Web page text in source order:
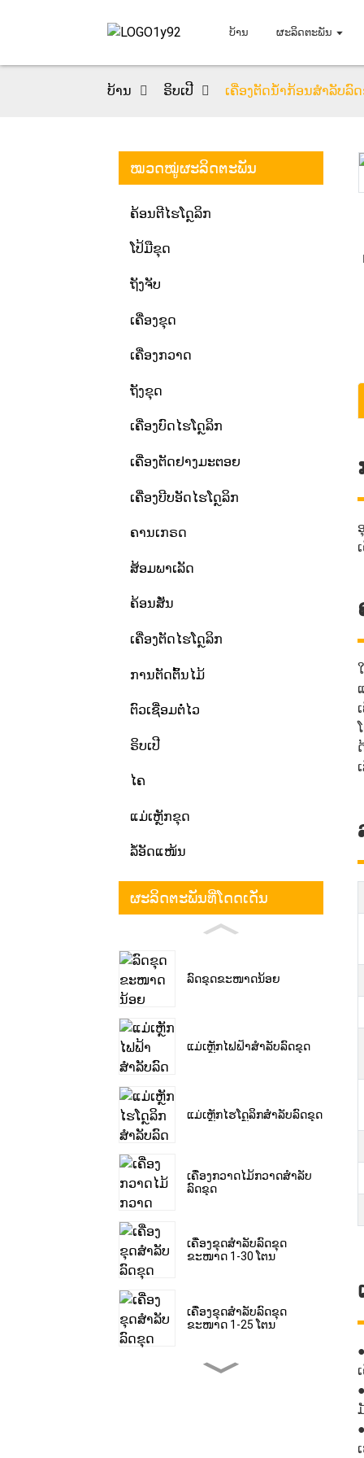
ບ້ານ ຜະລິດຕະພັນ
ບ້ານ ຣິບເປີ ເຄື່ອງຕັດນ້ຳກ້ອນສຳລັບລົ
ໝວດໝູ່ຜະລິດຕະພັນ
ຄ້ອນຕີໄຮໂດຼລິກ
ໂປ້ມືຂຸດ
ຖັງຈັບ
ເຄື່ອງຂຸດ
ເຄື່ອງກວາດ
ຖັງຂຸດ
ເຄື່ອງບົດໄຮໂດຼລິກ
ເຄື່ອງຕັດຢາງມະຕອຍ
ເຄື່ອງບີບອັດໄຮໂດຼລິກ
ຄານເກຣດ
ສ້ອມພາເລັດ
ຄ້ອນສັ່ນ
ເຄື່ອງຕັດໄຮໂດຼລິກ
ການຕັດຕົ້ນໄມ້
ຕົວເຊື່ອມຕໍ່ໄວ
ຣິບເປີ
ໄຄ
ແມ່ເຫຼັກຂຸດ
ລໍ້ອັດແໜ້ນ
ຜະລິດຕະພັນທີ່ໂດດເດັ່ນ
ລົດຂຸດຂະໜາດນ້ອຍ
ແມ່ເຫຼັກໄຟຟ້າສຳລັບລົດຂຸດ
ແມ່ເຫຼັກໄຮໂດຼລິກສຳລັບລົດຂຸດ
ເຄື່ອງກວາດໄມ້ກວາດສຳລັບ
ລົດຂຸດ
ເຄື່ອງຂຸດສຳລັບລົດຂຸດ
ຂະໜາດ 1-30 ໂຕນ
ເຄື່ອງຂຸດສຳລັບລົດຂຸດ
ຂະໜາດ 1-25 ໂຕນ
●